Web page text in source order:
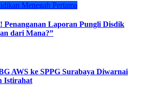
Menegah Pertama
Penanganan Laporan Pungli Disdik
dari Mana?”
AWS ke SPPG Surabaya Diwarnai
Istirahat